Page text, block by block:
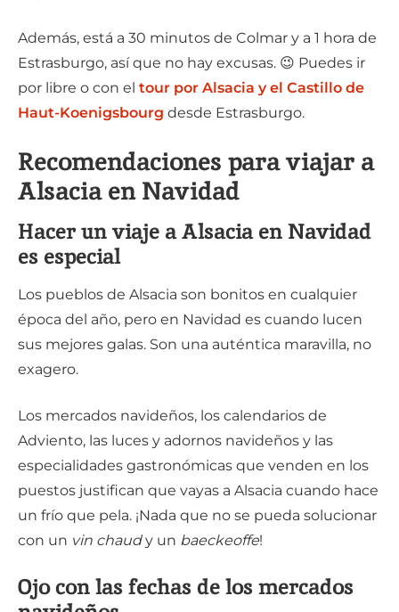
Además, está a 30 minutos de Colmar y a 1 hora de
Estrasburgo, así que no hay excusas. 😉 Puedes ir
por libre o con el tour por Alsacia y el Castillo de
Haut-Koenigsbourg desde Estrasburgo.
Recomendaciones para viajar a
Alsacia en Navidad
Hacer un viaje a Alsacia en Navidad
es especial
Los pueblos de Alsacia son bonitos en cualquier
época del año, pero en Navidad es cuando lucen
sus mejores galas. Son una auténtica maravilla, no
exagero.
Los mercados navideños, los calendarios de
Adviento, las luces y adornos navideños y las
especialidades gastronómicas que venden en los
puestos justifican que vayas a Alsacia cuando hace
un frío que pela. ¡Nada que no se pueda solucionar
con un vin chaudy un baeckeoffe!
Ojo con las fechas de los mercados